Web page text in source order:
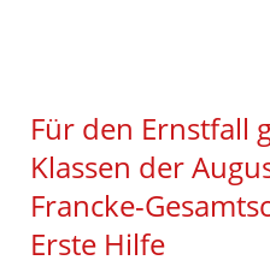
Für den Ernstfall
Klassen der
Francke-
Erste Hilfe